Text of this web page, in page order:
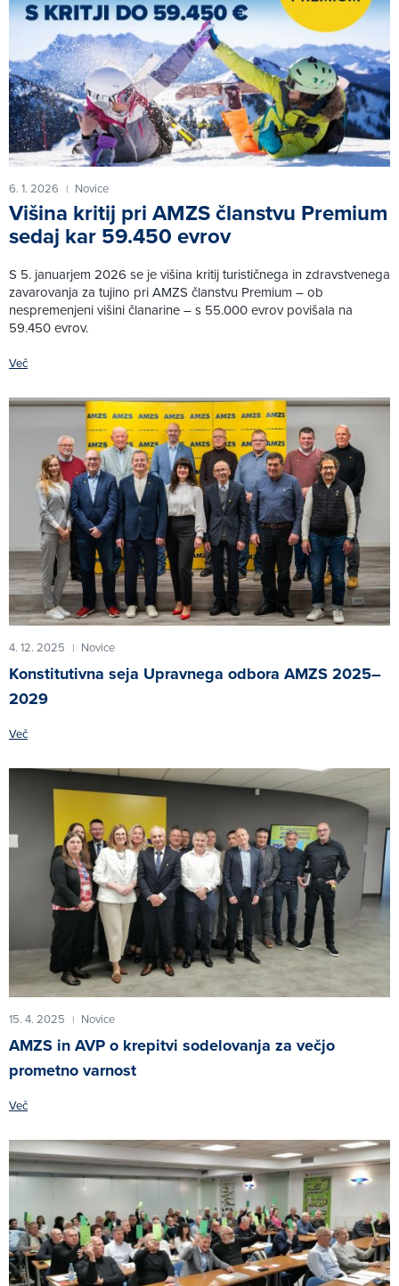
6. 1. 2026 | Novice
Višina kritij pri AMZS članstvu Premium
sedaj kar 59.450 evrov
S 5. januarjem 2026 se je višina kritij turističnega in zdravstvenega
zavarovanja za tujino pri AMZS članstvu Premium – ob
nespremenjeni višini članarine – s 55.000 evrov povišala na
59.450 evrov.
Več
4. 12. 2025 | Novice
Konstitutivna seja Upravnega odbora AMZS 2025–
2029
Več
15. 4. 2025 | Novice
AMZS in AVP o krepitvi sodelovanja za večjo
prometno varnost
Več